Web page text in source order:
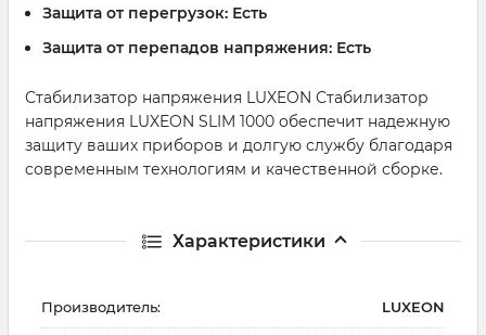
Защита от перегрузок: Есть
Защита от перепадов напряжения: Есть
Стабилизатор напряжения LUXEON Стабилизатор
напряжения LUXEON SLIM 1000 обеспечит надежную
защиту ваших приборов и долгую службу благодаря
современным технологиям и качественной сборке.
Характеристики
Производитель: LUXEON